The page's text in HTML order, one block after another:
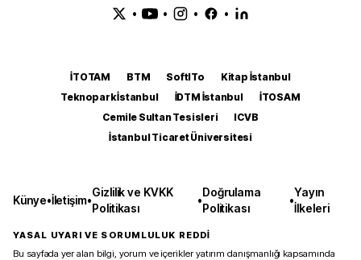
• • • •
İTOTAM BTM SoftITo
Kitap İstanbul
Teknopark İstanbul
İDTM İstanbul
İTOSAM
Cemile Sultan Tesisleri
ICVB
İstanbul Ticaret Üniversitesi
Künye•İletişim•
Gizlilik ve KVKK
Politikası
•
Doğrulama
Politikası
•
Yayın
İlkeleri
YASAL UYARI VE SORUMLULUK REDDİ
Bu sayfada yer alan bilgi, yorum ve içerikler yatırım danışmanlığı kapsamında